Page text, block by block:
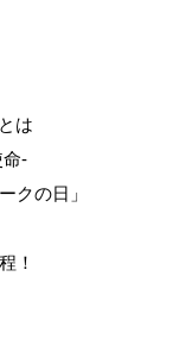
は
命-
クの日」
！